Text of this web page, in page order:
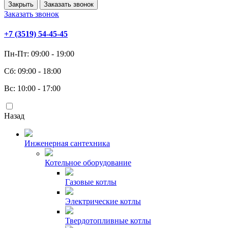
Закрыть Заказать звонок
Заказать звонок
+7 (3519) 54-45-45
Пн-Пт: 09:00 - 19:00
Сб: 09:00 - 18:00
Вс: 10:00 - 17:00
Назад
Инженерная сантехника
Котельное оборудование
Газовые котлы
Электрические котлы
Твердотопливные котлы